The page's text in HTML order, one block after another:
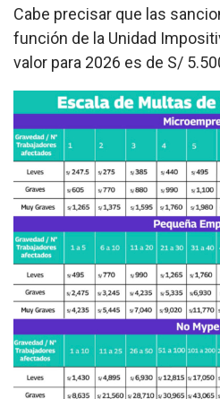
Cabe precisar que las
función de la Unidad
valor para 2026 es de S/